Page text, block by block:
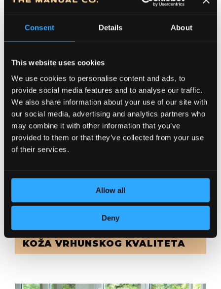
Consent Details About
This website uses cookies
We use cookies to personalise content and ads, to
provide social media features and to analyse our traffic.
We also share information about your use of our site with
our social media, advertising and analytics partners who
may combine it with other information that you’ve
provided to them or that they’ve collected from your use
of their services.
Allow all
Deny
POSVEĆENOST DETALJIMA
KOŽA VRHUNSKOG KVALITETA